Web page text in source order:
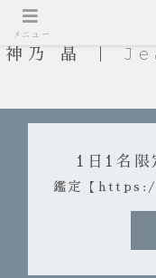
神乃 晶 ｜
1日1名限
鑑定【
メニュー